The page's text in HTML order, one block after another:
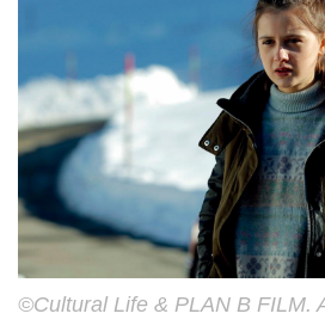
©Cultural Life & PLAN B FILM.